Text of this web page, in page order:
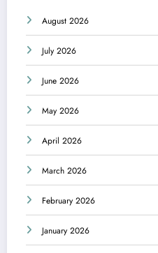
August 2026
July 2026
June 2026
May 2026
April 2026
March 2026
February 2026
January 2026